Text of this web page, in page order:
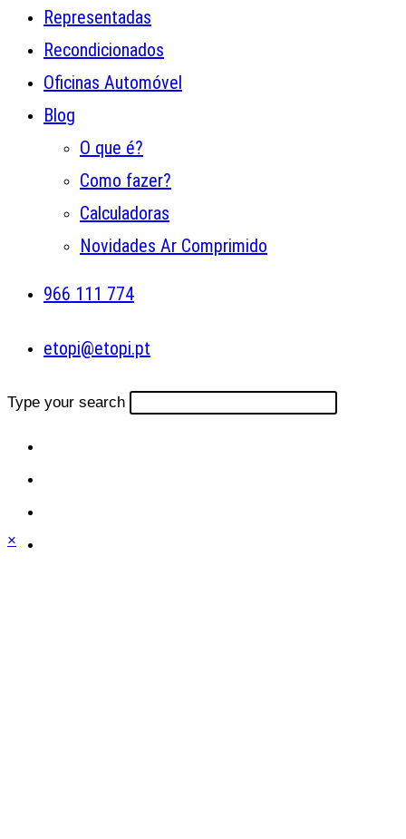
Representadas
Recondicionados
Oficinas Automóvel
Blog
O que é?
Como fazer?
Calculadoras
Novidades Ar Comprimido
966 111 774
etopi@etopi.pt
Type your search
×